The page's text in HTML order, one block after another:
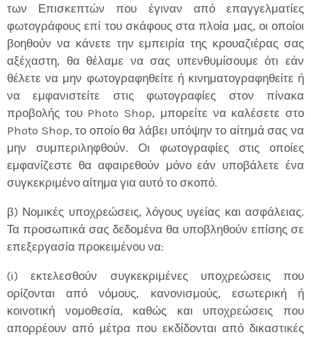
των Επισκεπτών που έγιναν από επαγγελματίες
φωτογράφους επί του σκάφους στα πλοία μας, οι οποίοι
βοηθούν να κάνετε την εμπειρία της κρουαζιέρας σας
αξέχαστη, θα θέλαμε να σας υπενθυμίσουμε ότι εάν
θέλετε να μην φωτογραφηθείτε ή κινηματογραφηθείτε ή
να εμφανιστείτε στις φωτογραφίες στον πίνακα
προβολής του Photo Shop, μπορείτε να καλέσετε στο
Photo Shop, το οποίο θα λάβει υπόψην το αίτημά σας να
μην συμπεριληφθούν. Οι φωτογραφίες στις οποίες
εμφανίζεστε θα αφαιρεθούν μόνο εάν υποβάλετε ένα
συγκεκριμένο αίτημα για αυτό το σκοπό.
β) Νομικές υποχρεώσεις, λόγους υγείας και ασφάλειας.
Τα προσωπικά σας δεδομένα θα υποβληθούν επίσης σε
επεξεργασία προκειμένου να:
(i) εκτελεσθούν συγκεκριμένες υποχρεώσεις που
ορίζονται από νόμους, κανονισμούς, εσωτερική ή
κοινοτική νομοθεσία, καθώς και υποχρεώσεις που
απορρέουν από μέτρα που εκδίδονται από δικαστικές